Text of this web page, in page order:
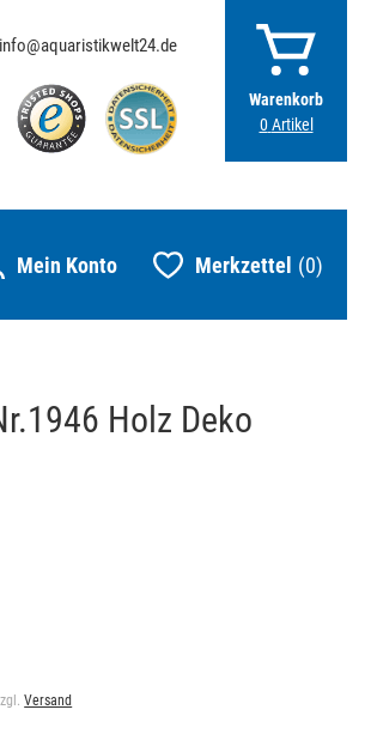
Warenkorb
0 Artikel
info@aquaristikwelt24.de
Merkzettel 0
Holz Deko
Versand